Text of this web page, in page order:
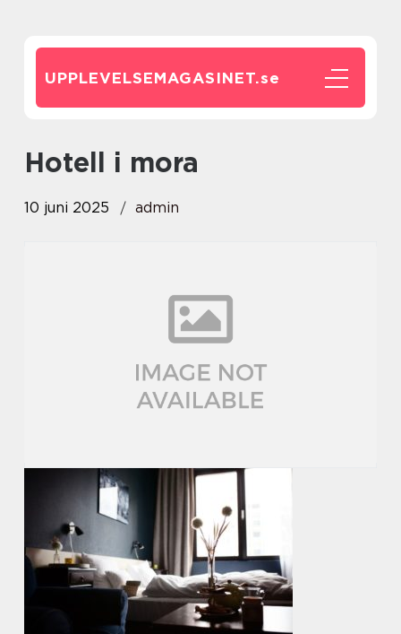
UPPLEVELSEMAGASINET.se
hotell i mora
10 juni 2025 admin